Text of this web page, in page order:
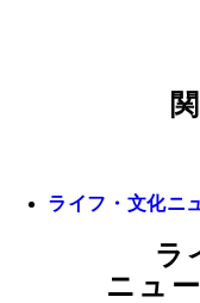
ライフ・文化ニ
ラ
ニュ